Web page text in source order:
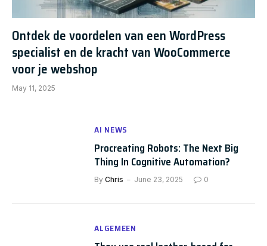
Ontdek de voordelen van een WordPress
specialist en de kracht van WooCommerce
voor je webshop
May 11, 2025
AI NEWS
Procreating Robots: The Next Big
Thing In Cognitive Automation?
By Chris June 23, 2025 0
ALGEMEEN